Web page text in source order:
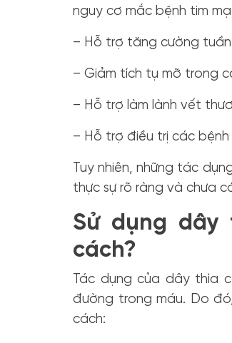
nguy cơ mắc bệnh tim
– Hỗ trợ tăng cường
– Giảm tích tụ mỡ trong
– Hỗ trợ làm lành vết
– Hỗ trợ điều trị các bệnh
Tuy nhiên, những tác
thực sự rõ ràng và chưa
Sử dụng
cách?
Tác dụng của dây thìa
đường trong máu. Do
cách: